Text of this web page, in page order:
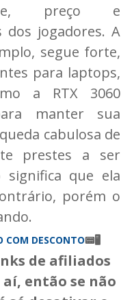
preço e
dos jogadores. A
segue forte,
para laptops,
a RTX 3060
manter sua
cabulosa de
prestes a ser
que ela
porém o
COM DESCONTO📟🖥
de afiliados
aí, então se não